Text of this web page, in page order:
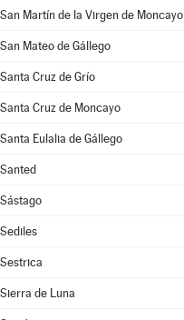
San Martín de la Virgen de Moncayo
San Mateo de Gállego
Santa Cruz de Grío
Santa Cruz de Moncayo
Santa Eulalia de Gállego
Santed
Sástago
Sediles
Sestrica
Sierra de Luna